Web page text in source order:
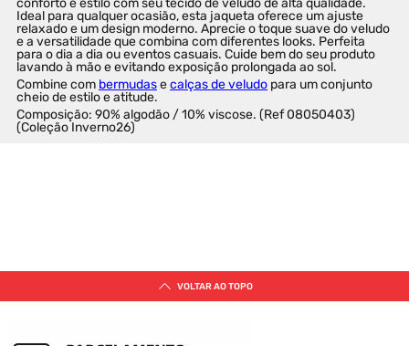
conforto e estilo com seu tecido de veludo de alta qualidade.
Ideal para qualquer ocasião, esta jaqueta oferece um ajuste
relaxado e um design moderno. Aprecie o toque suave do veludo
e a versatilidade que combina com diferentes looks. Perfeita
para o dia a dia ou eventos casuais. Cuide bem do seu produto
lavando à mão e evitando exposição prolongada ao sol.
Combine com bermudas e calças de veludo para um conjunto
cheio de estilo e atitude.
Composição: 90% algodão / 10% viscose. (Ref 08050403)
(Coleção Inverno26)
VOCÊ